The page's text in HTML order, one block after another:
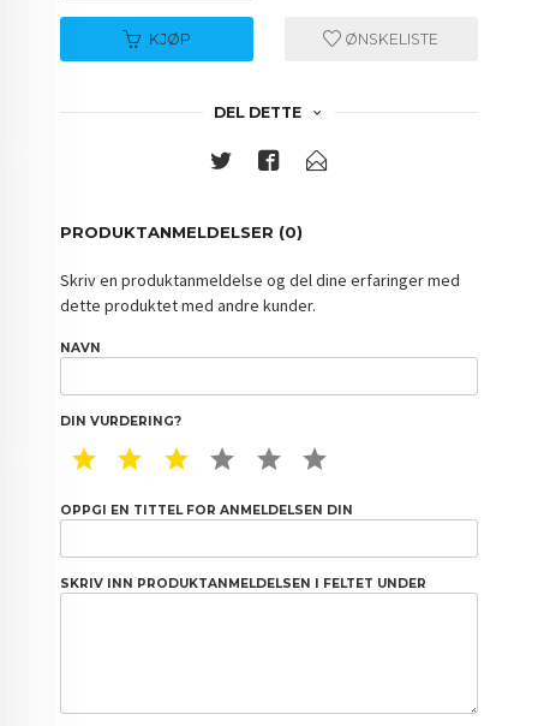
KJØP ØNSKELISTE
DEL DETTE
PRODUKTANMELDELSER (0)
Skriv en produktanmeldelse og del dine erfaringer med
dette produktet med andre kunder.
NAVN
DIN VURDERING?
1 STAR2 STAR3 STAR4 STAR5 STAR
OPPGI EN TITTEL FOR ANMELDELSEN DIN
SKRIV INN PRODUKTANMELDELSEN I FELTET UNDER